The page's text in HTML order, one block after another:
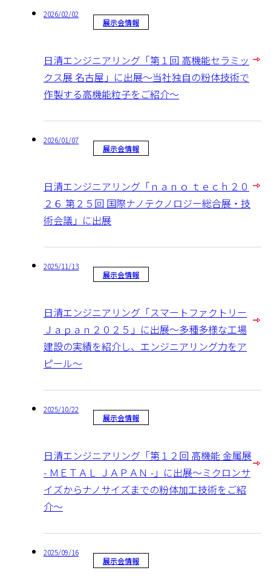
2026/02/02
展示会情報
日清エンジニアリング「第１回 高機能セラミッ
クス展 名古屋」に出展～当社独自の粉体技術で
作製する高機能粒子をご紹介～
2026/01/07
展示会情報
日清エンジニアリング「ｎａｎｏ ｔｅｃｈ２０
２６ 第２５回 国際ナノテクノロジー総合展・技
術会議」に出展
2025/11/13
展示会情報
日清エンジニアリング「スマートファクトリー
Ｊａｐａｎ２０２５」に出展～多種多様な工場
建設の実績を紹介し、エンジニアリング力をア
ピール～
2025/10/22
展示会情報
日清エンジニアリング「第１２回 高機能 金属展
- ＭＥＴＡＬ ＪＡＰＡＮ -」に出展～ミクロンサ
イズからナノサイズまでの粉体加工技術をご紹
介～
2025/09/16
展示会情報